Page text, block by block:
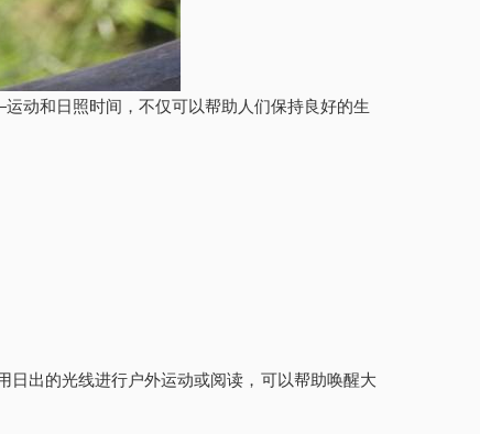
动和日照时间，不仅可以帮助人们保持良好的生
日出的光线进行户外运动或阅读，可以帮助唤醒大